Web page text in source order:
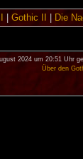
Gothic II Die
2024 um 20:51 Uhr
Über den